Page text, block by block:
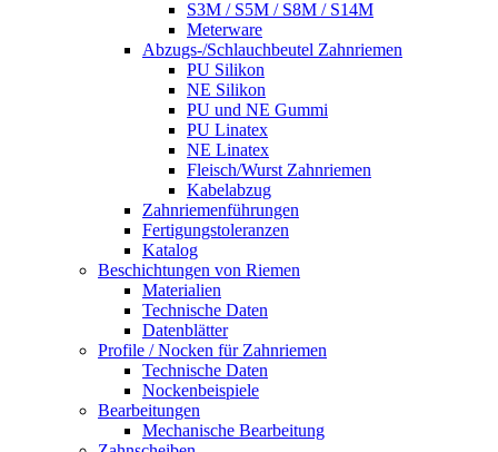
S3M / S5M / S8M / S14M
Meterware
Abzugs-/Schlauchbeutel Zahnriemen
PU Silikon
NE Silikon
PU und NE Gummi
PU Linatex
NE Linatex
Fleisch/Wurst Zahnriemen
Kabelabzug
Zahnriemenführungen
Fertigungstoleranzen
Katalog
Beschichtungen von Riemen
Materialien
Technische Daten
Datenblätter
Profile / Nocken für Zahnriemen
Technische Daten
Nockenbeispiele
Bearbeitungen
Mechanische Bearbeitung